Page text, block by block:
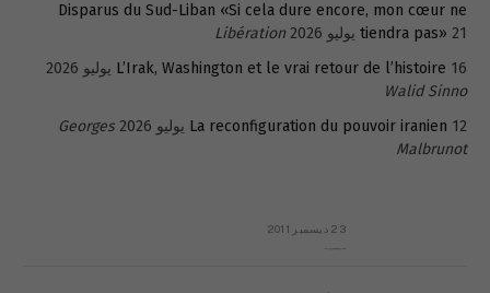
Disparus du Sud-Liban «Si cela dure encore, mon cœur ne
tiendra pas» 21 يوليو 2026
Libération
L’Irak, Washington et le vrai retour de l’histoire 16 يوليو 2026
Walid Sinno
La reconfiguration du pouvoir iranien 12 يوليو 2026
Georges
Malbrunot
23 ديسمبر 2011